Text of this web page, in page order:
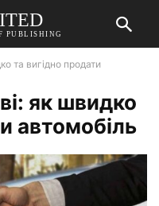
PUBLISHING
та вигідно продати
як швидко
автомобіль